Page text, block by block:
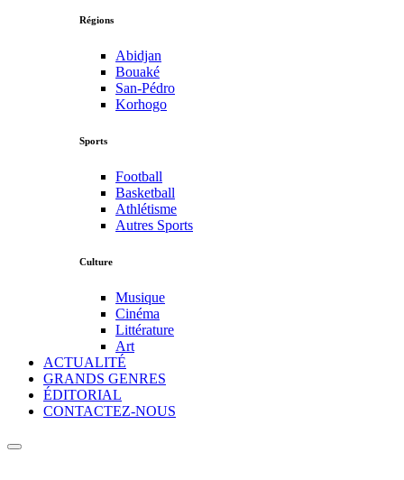
Régions
Abidjan
Bouaké
San-Pédro
Korhogo
Sports
Football
Basketball
Athlétisme
Autres Sports
Culture
Musique
Cinéma
Littérature
Art
ACTUALITÉ
GRANDS GENRES
ÉDITORIAL
CONTACTEZ-NOUS